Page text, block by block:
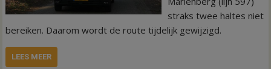
straks twee haltes niet
bereiken. Daarom wordt de route tijdelijk gewijzigd.
LEES MEER